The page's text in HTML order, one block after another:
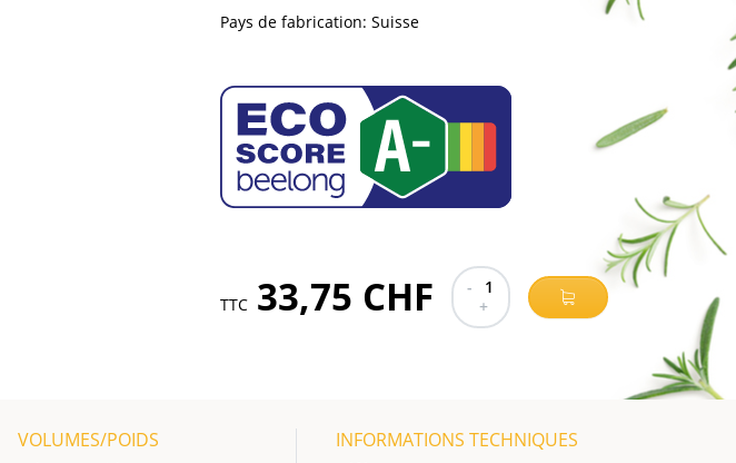
Pays de fabrication: Suisse
TTC 33,75 CHF -
1
+
VOLUMES/POIDS INFORMATIONS TECHNIQUES